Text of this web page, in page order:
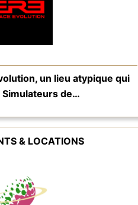
un lieu atypique qui
Simulateurs de…
& LOCATIONS